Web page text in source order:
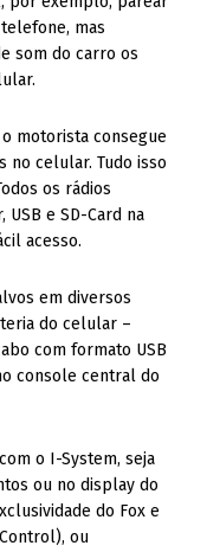
mas
som do carro os
motorista consegue
no celular. Tudo isso
os rádios
e SD-Card na
acesso.
em diversos
do celular –
com formato USB
console central do
o I-System, seja
ou no display do
do Fox e
ou